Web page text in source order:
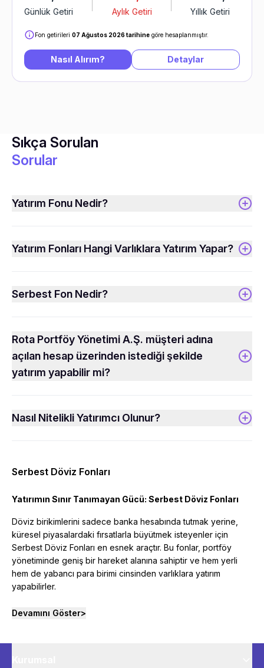
Günlük Getiri Aylık Getiri Yıllık Getiri
Fon getirileri 07 Ağustos 2026 tarihine göre hesaplanmıştır.
Nasıl Alırım? Detaylar
Sıkça Sorulan
Sorular
Yatırım Fonu Nedir?
Yatırım Fonları Hangi Varlıklara Yatırım Yapar?
Serbest Fon Nedir?
Rota Portföy Yönetimi A.Ş. müşteri adına
açılan hesap üzerinden istediği şekilde
yatırım yapabilir mi?
Nasıl Nitelikli Yatırımcı Olunur?
Serbest Döviz Fonları
Yatırımın Sınır Tanımayan Gücü: Serbest Döviz Fonları
Döviz birikimlerini sadece banka hesabında tutmak yerine,
küresel piyasalardaki fırsatlarla büyütmek isteyenler için
Serbest Döviz Fonları en esnek araçtır. Bu fonlar, portföy
yönetiminde geniş bir hareket alanına sahiptir ve hem yerli
hem de yabancı para birimi cinsinden varlıklara yatırım
yapabilirler.
Devamını Göster>